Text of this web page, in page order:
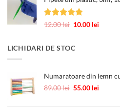
fost:
Evaluat la
12.00lei Prețul
fost:
10.00 lei
LICHIDARI DE STOC
Numaratoare din lemn
89.00lei Prețul
55.00 lei